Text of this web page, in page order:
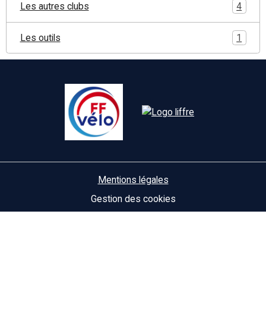
Les autres clubs 4
Les outils 1
Mentions légales
Gestion des cookies